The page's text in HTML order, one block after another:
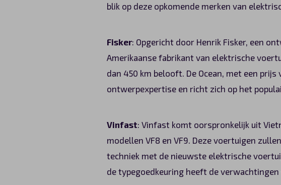
blik op deze opkomende merken van
Fisker: Opgericht door Henrik Fisker, een
Amerikaanse fabrikant van elektrische
dan 450 km belooft. De Ocean, met een
ontwerpexpertise en richt zich op het
Vinfast: Vinfast komt oorspronkelijk uit
modellen VF8 en VF9. Deze voertuigen
techniek met de nieuwste elektrische
de typegoedkeuring heeft de